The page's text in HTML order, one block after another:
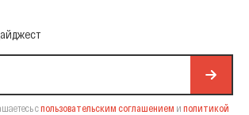
Email-рассылку
спользовательским соглашением и политикой